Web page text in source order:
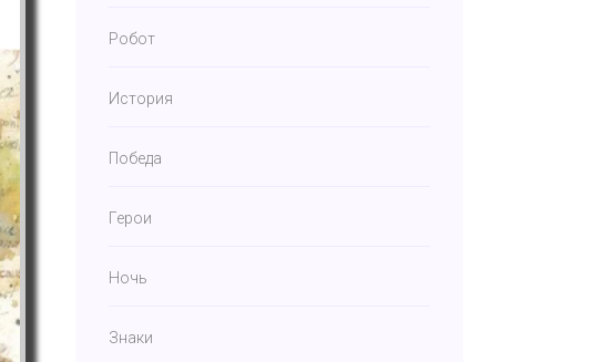
Робот
История
Победа
Герои
Ночь
Знаки